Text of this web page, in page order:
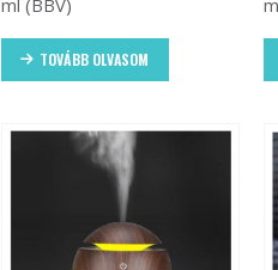
ml (BBV)
TOVÁBB OLVASOM